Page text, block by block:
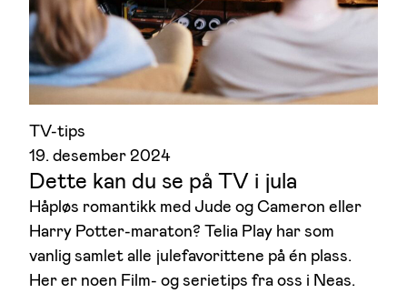
TV-tips
19. desember 2024
Dette kan du se på TV i jula
Håpløs romantikk med Jude og Cameron eller
Harry Potter-maraton? Telia Play har som
vanlig samlet alle julefavorittene på én plass.
Her er noen Film- og serietips fra oss i Neas.